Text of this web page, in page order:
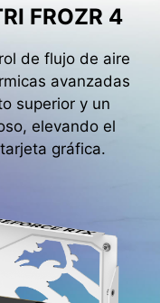
FROZR 4
de flujo de aire
avanzadas
superior y un
elevando el
gráfica.